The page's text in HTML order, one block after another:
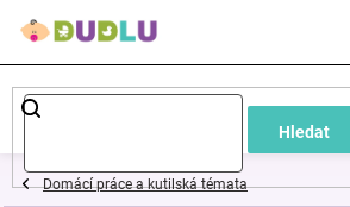
Hledat
Dětské
a
Domácí práce a kutilská témata